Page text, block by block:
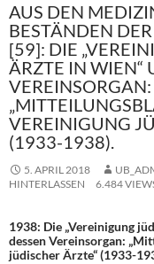
AUS DEN
BESTÄNDEN
[59]: DIE
ÄRZTE IN WIEN“
VEREINSORGAN:
VEREINIGUNG
(1933-1938).
5. APRIL 2018
HINTERLASSEN
6.484
1938: Die „Vereinigung
dessen Vereinsorgan:
jüdischer Ärzte“ (1933-